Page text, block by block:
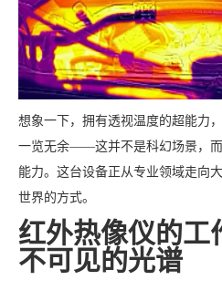
想象一下，拥有透视温度的超能力
一览无余——这并不是科幻场景，
能力。这台设备正从专业领域走向
世界的方式。
红外热像仪的工
不可见的光谱